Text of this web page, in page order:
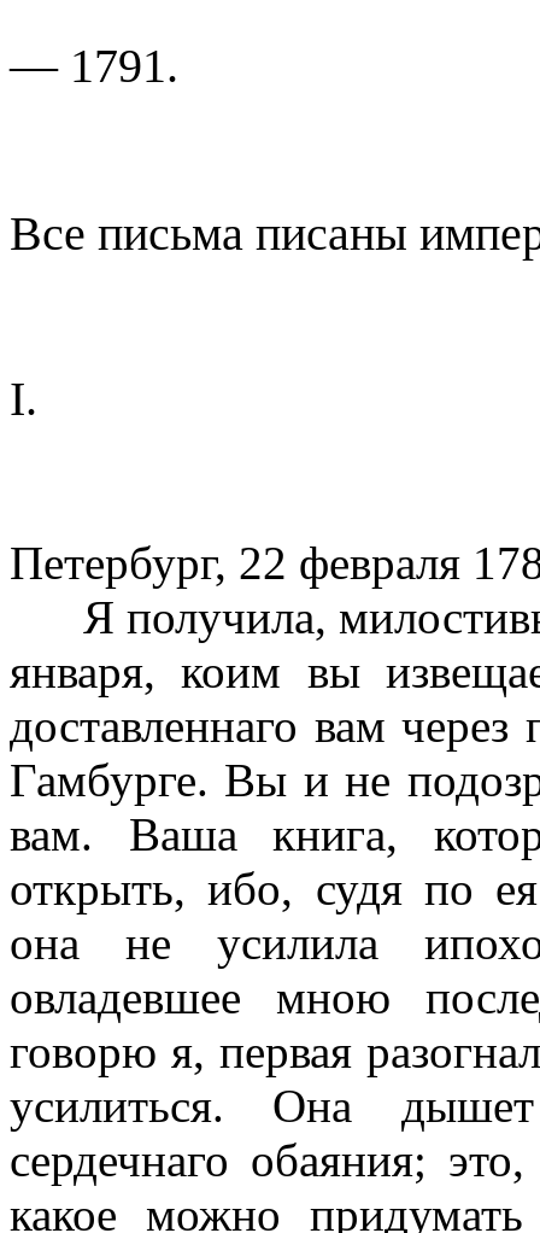
— 1791.
Все письма писаны
I.
Петербург, 22 февраля
Я получила,
января, коим вы
доставленнаго вам
Гамбурге. Вы и не
вам. Ваша книга,
открыть, ибо, судя по
она не усилила
овладевшее мною
говорю я, первая
усилиться. Она
сердечнаго обаяния;
ка­кое можно